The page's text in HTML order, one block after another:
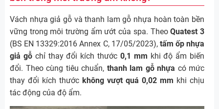
Vách nhựa giả gỗ và thanh lam gỗ nhựa hoàn toàn bền
vững trong môi trường ẩm ướt của spa. TheoQuatest 3
(BS EN 13329:2016 Annex C, 17/05/2023), tấm ốp nhựa
giả gỗchỉ thay đổi kích thước 0,1 mm khi độ ẩm biến
đổi. Theo cùng tiêu chuẩn, thanh lam gỗ nhựa có mức
thay đổi kích thước không vượt quá 0,02 mm khi chịu
tác động của độ ẩm.